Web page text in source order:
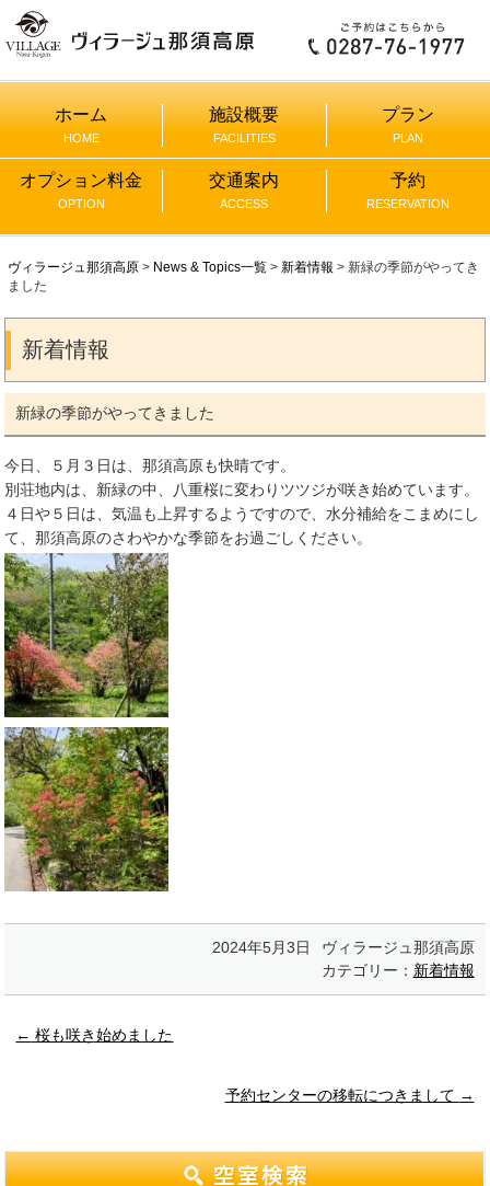
ホーム
HOME
施設概要
FACILITIES
プラン
PLAN
オプション料金
OPTION
交通案内
ACCESS
予約
RESERVATION
ヴィラージュ那須高原 > News & Topics一覧 >新着情報 > 新緑の季節がやってき
ました
新着情報
新緑の季節がやってきました
今日、５月３日は、那須高原も快晴です。
別荘地内は、新緑の中、八重桜に変わりツツジが咲き始めています。
４日や５日は、気温も上昇するようですので、水分補給をこまめにし
て、那須高原のさわやかな季節をお過ごしください。
2024年5月3日
ヴィラージュ那須高原
カテゴリー： 新着情報
← 桜も咲き始めました
予約センターの移転につきまして →